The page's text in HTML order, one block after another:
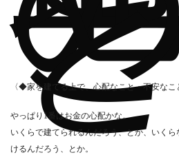
〈◆家を建てる上で、心配なこと・不安なこ
やっぱり1番はお金の心配かな。
いくらで建てられるんだろう、とか、いく
けるんだろう、とか。